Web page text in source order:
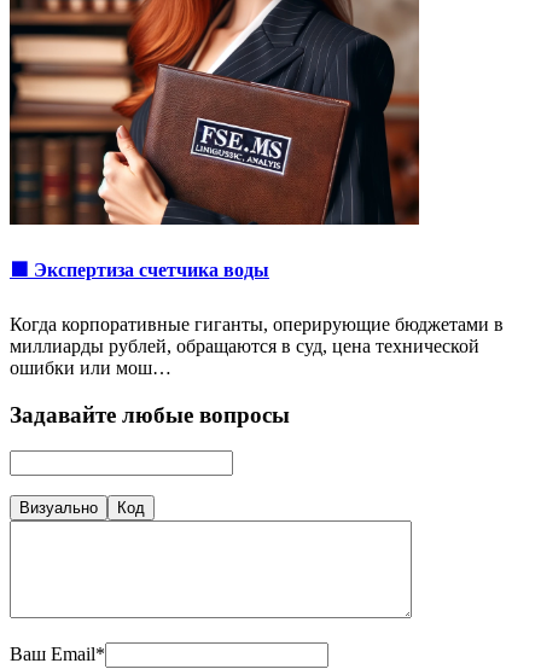
🟩 Экспертиза счетчика воды
Когда корпоративные гиганты, оперирующие бюджетами в
миллиарды рублей, обращаются в суд, цена технической
ошибки или мош…
Задавайте любые вопросы
Визуально Код
Ваш Email*